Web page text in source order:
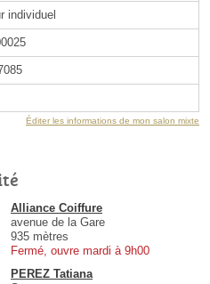
individuel
Éditer les informations de mon salon mixte
Alliance Coiffure
avenue de la Gare
935 mètres
Fermé, ouvre mardi à 9h00
PEREZ Tatiana